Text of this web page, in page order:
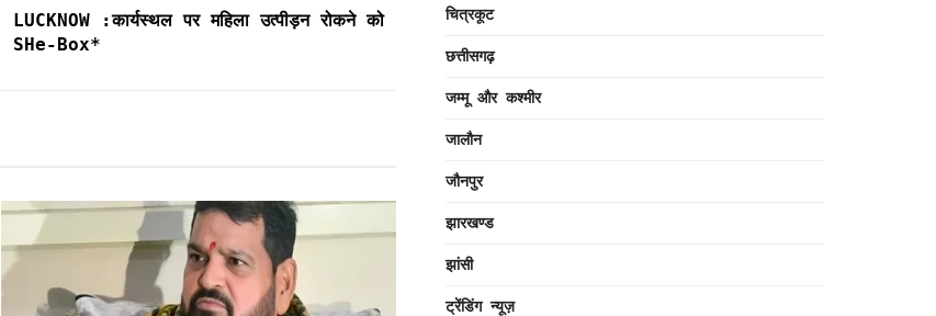
LUCKNOW :कार्यस्थल पर महिला उत्पीड़न रोकने को
SHe-Box*
चित्रकूट
छत्तीसगढ़
जम्मू और कश्मीर
जालौन
जौनपुर
झारखण्ड
झांसी
ट्रेंडिंग न्यूज़